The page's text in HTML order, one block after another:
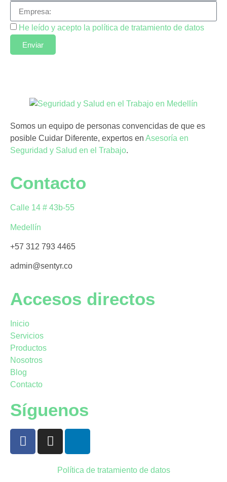
He leído y acepto la política de tratamiento de datos
Enviar
Somos un equipo de personas convencidas de que es
posible Cuidar Diferente, expertos en Asesoría en
Seguridad y Salud en el Trabajo.
Contacto
Calle 14 # 43b-55
Medellín
+57 312 793 4465
admin@sentyr.co
Accesos directos
Inicio
Servicios
Productos
Nosotros
Blog
Contacto
Síguenos
Política de tratamiento de datos